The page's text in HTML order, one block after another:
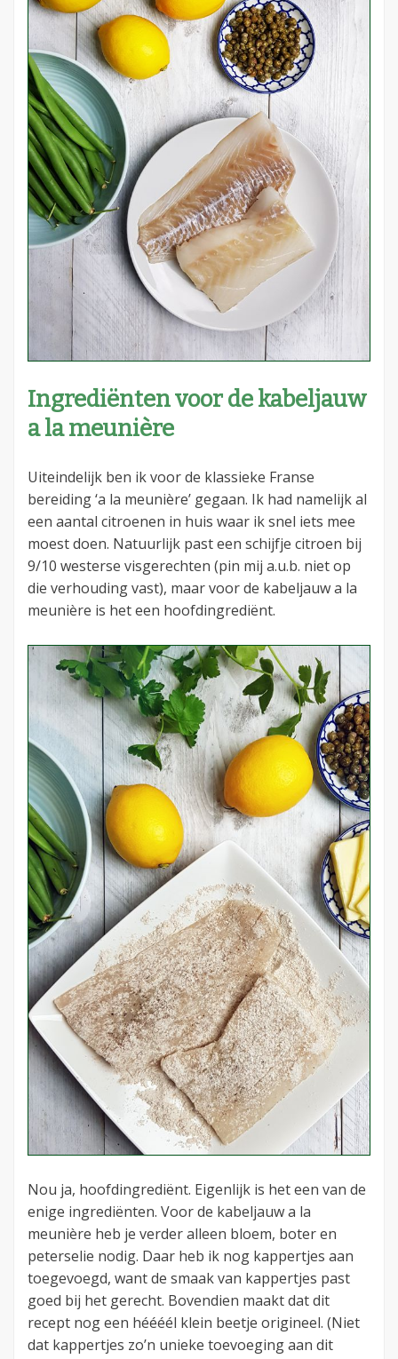
Ingrediënten voor de kabeljauw
a la meunière
Uiteindelijk ben ik voor de klassieke Franse
bereiding ‘a la meunière’ gegaan. Ik had namelijk al
een aantal citroenen in huis waar ik snel iets mee
moest doen. Natuurlijk past een schijfje citroen bij
9/10 westerse visgerechten (pin mij a.u.b. niet op
die verhouding vast), maar voor de kabeljauw a la
meunière is het een hoofdingrediënt.
Nou ja, hoofdingrediënt. Eigenlijk is het een van de
enige ingrediënten. Voor de kabeljauw a la
meunière heb je verder alleen bloem, boter en
peterselie nodig. Daar heb ik nog kappertjes aan
toegevoegd, want de smaak van kappertjes past
goed bij het gerecht. Bovendien maakt dat dit
recept nog een héééél klein beetje origineel. (Niet
dat kappertjes zo’n unieke toevoeging aan dit